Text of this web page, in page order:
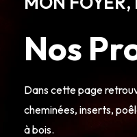
Nos
Dans cette page
cheminées, inserts,
à bois.